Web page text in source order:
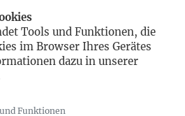
Tools und Funktionen, die
im Browser Ihres Gerätes
dazu in unserer
Funktionen